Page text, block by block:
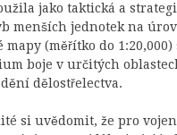
jako taktická a
menších jednotek na
mapy (měřítko do
boje v určitých
dělostřelectva.
si uvědomit, že pro